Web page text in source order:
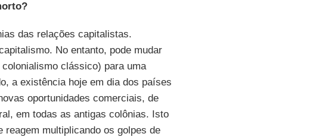
das relações capitalistas.
No entanto, pode mudar
clássico) para uma
a existência hoje em dia dos países
oportunidades comerciais, de
em todas as antigas colônias. Isto
multiplicando os golpes de